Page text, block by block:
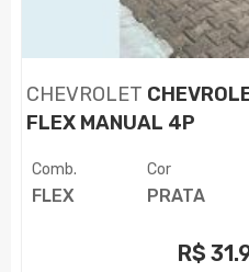
CHEVROLET
FLEX MANUAL 4P
Comb.
FLEX
Cor
PRATA
R$